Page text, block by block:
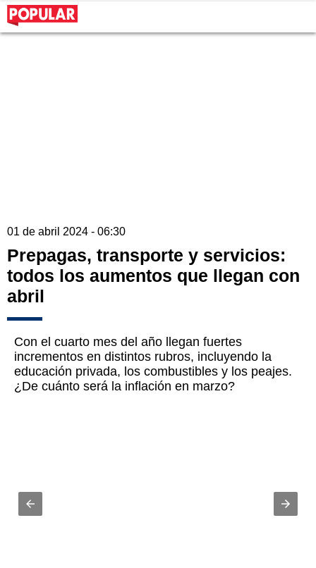
01 de abril 2024 - 06:30
Prepagas, transporte y servicios:
todos los aumentos que llegan con
abril
Con el cuarto mes del año llegan fuertes
incrementos en distintos rubros, incluyendo la
educación privada, los combustibles y los peajes.
¿De cuánto será la inflación en marzo?